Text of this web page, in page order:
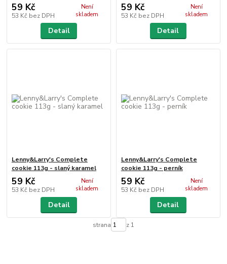
59 Kč
53 Kč bez DPH
Není
skladem
Detail
59 Kč
53 Kč bez DPH
Není
skladem
Detail
Lenny&Larry's Complete
cookie 113g - slaný karamel
59 Kč
53 Kč bez DPH
Není
skladem
Detail
Lenny&Larry's Complete
cookie 113g - perník
59 Kč
53 Kč bez DPH
Není
skladem
Detail
strana z 1